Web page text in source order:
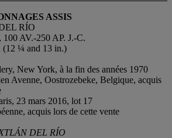
ASSIS
RÍO
AV.-250 AP. J.-C.
(12 ¼ and 13 in.)
New York, à la fin des années 1970
Avenne, Oostrozebeke, Belgique, acquis
23 mars 2016, lot 17
acquis lors de cette vente
DEL RÍO